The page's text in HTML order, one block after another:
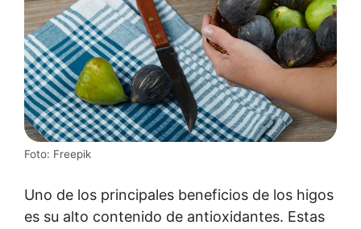
Foto: Freepik
Uno de los principales beneficios de los higos
es su alto contenido de antioxidantes. Estas